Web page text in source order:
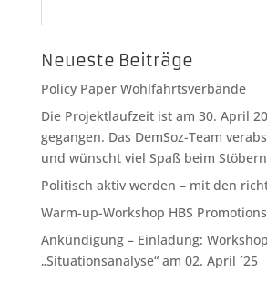
Neueste Beiträge
Policy Paper Wohlfahrtsverbände
Die Projektlaufzeit ist am 30. April
gegangen. Das DemSoz-Team
und wünscht viel Spaß beim Stöbern
Politisch aktiv werden – mit den
Warm-up-Workshop HBS
Ankündigung – Einladung:
„Situationsanalyse“ am 02. April ´25